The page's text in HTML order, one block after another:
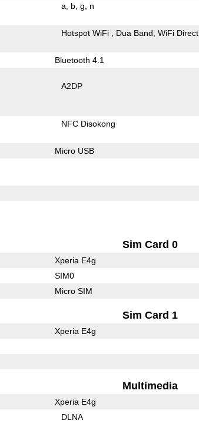
a b g n
Hotspot WiFi Dua Band WiFi Direct
Bluetooth 4.1
A2DP
NFC Disokong
Micro USB
Sim Card 0
Xperia E4g
SIM0
Micro SIM
Sim Card 1
Xperia E4g
Multimedia
Xperia E4g
DLNA